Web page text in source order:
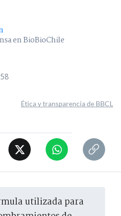
en BioBioChile
Ética y transparencia de BBCL